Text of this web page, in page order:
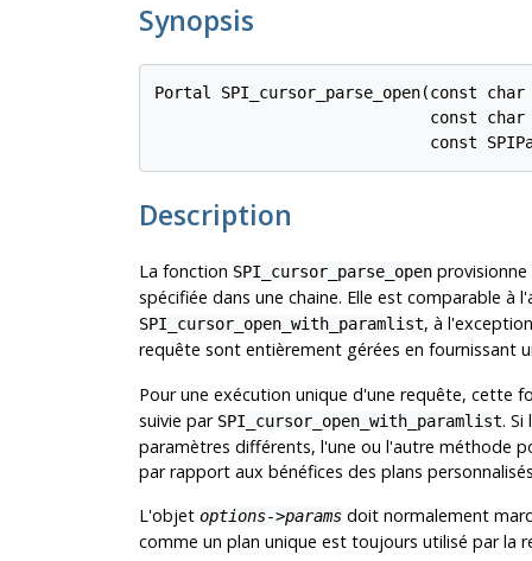
Synopsis
Portal SPI_cursor_parse_open(const
const char
const
Description
La fonction SPI_cursor_parse_openprovisionne
spécifiée dans une chaine. Elle est comparable à
SPI_cursor_open_with_paramlist, à
requête sont entièrement gérées en fournissant
Pour une exécution unique d'une requête, cette
suivie par SPI_cursor_open_with_paramlist. Si
paramètres différents, l'une ou l'autre méthode
par rapport aux bénéfices des plans
L'objet options->paramsdoit normalement
comme un plan unique est toujours utilisé par la